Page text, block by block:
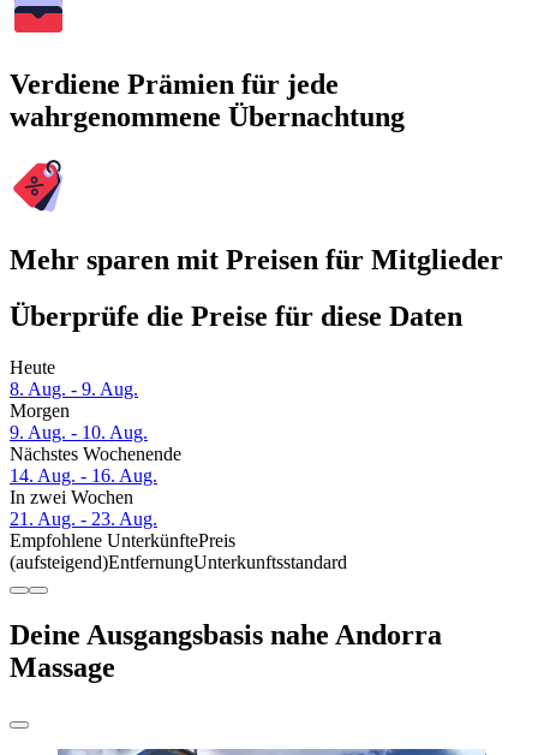
Verdiene Prämien für jede
wahrgenommene Übernachtung
Mehr sparen mit Preisen für Mitglieder
Überprüfe die Preise für diese Daten
Heute
8. Aug. - 9. Aug.
Morgen
9. Aug. - 10. Aug.
Nächstes Wochenende
14. Aug. - 16. Aug.
In zwei Wochen
21. Aug. - 23. Aug.
Empfohlene UnterkünftePreis
(aufsteigend)EntfernungUnterkunftsstandard
Deine Ausgangsbasis nahe Andorra
Massage